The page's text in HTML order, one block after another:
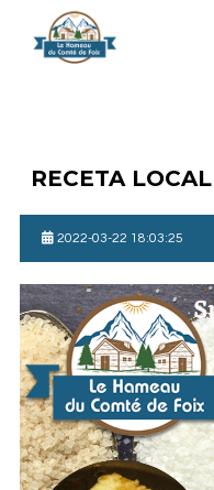
RECETA
2022-03-22 18:03:25